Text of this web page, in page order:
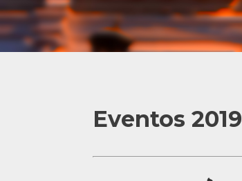
Eventos 2019